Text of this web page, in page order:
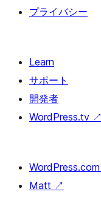
プライバシー
Learn
サポート
開発者
WordPress.tv ↗
WordPress.com
Matt ↗